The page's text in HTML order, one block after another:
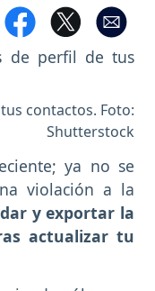
contactos. Foto:
Shutterstock
ya no se
violación a la
y exportar la
actualizar tu